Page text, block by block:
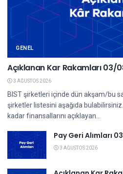
GENEL
Açıklanan Kar Rakamları 03/
3 AĞUSTOS 2026
BIST şirketleri içinde dün akşam/bu
şirketler listesini aşağıda
kadar finansallarını açıklayan...
Pay Geri Alımları
3 AĞUSTOS 2026